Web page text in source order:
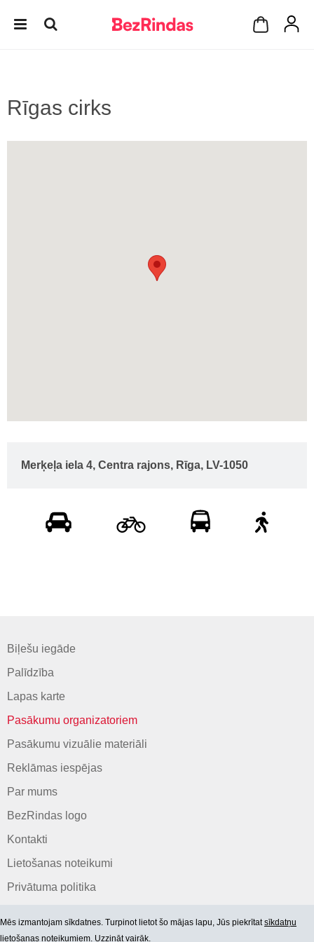
Rīgas cirks
Merķeļa iela 4, Centra rajons, Rīga, LV-1050
Biļešu iegāde
Palīdzība
Lapas karte
Pasākumu organizatoriem
Pasākumu vizuālie materiāli
Reklāmas iespējas
Par mums
BezRindas logo
Kontakti
Lietošanas noteikumi
Privātuma politika
Mēs izmantojam sīkdatnes. Turpinot lietot šo mājas lapu, Jūs piekrītatsīkdatņu
lietošanas noteikumiem. Uzzināt vairāk.